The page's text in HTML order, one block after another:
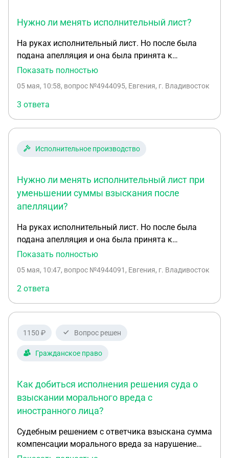
открывшимся обстоятельствам?
Нужно ли менять исполнительный лист?
На руках исполнительный лист. Но после была
подана апелляция и она была принята к
рассмотрению в результате была уменьшена
листе и в предыдущем решение суда. Нужно ли
менять исполнительный лист?
Показать полностью
05 мая, 10:58, вопрос №4944095, Евгения, г. Владивосток
3 ответа
Исполнительное производство
Нужно ли менять исполнительный лист при
уменьшении суммы взыскания после
апелляции?
На руках исполнительный лист. Но после была
подана апелляция и она была принята к
рассмотрению в результате была уменьшена
листе и в предыдущем решение суда. Нужно ли
менять исполнительный лист?
Показать полностью
05 мая, 10:47, вопрос №4944091, Евгения, г. Владивосток
2 ответа
1150 ₽ Вопрос решен
Гражданское право
Как добиться исполнения решения суда о
взыскании морального вреда с
иностранного лица?
Судебным решением с ответчика взыскана сумма
компенсации морального вреда за нарушение